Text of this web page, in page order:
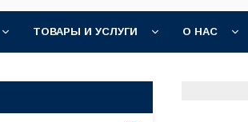
ТОВАРЫ И УСЛУГИ О НАС